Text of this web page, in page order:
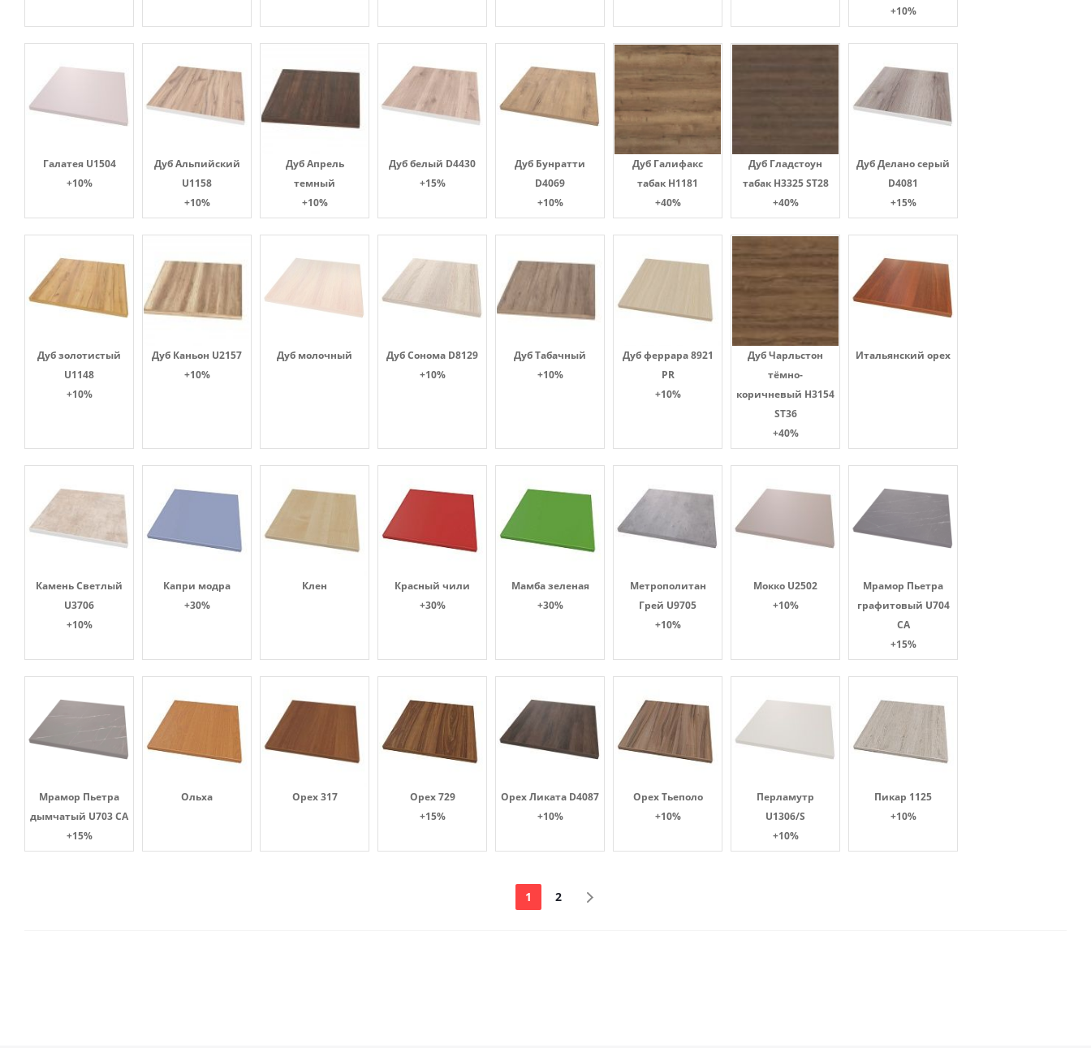
+10%
Галатея U1504
+10%
Дуб Альпийский
U1158
+10%
Дуб Апрель
темный
+10%
Дуб белый D4430
+15%
Дуб Бунратти
D4069
+10%
Дуб Галифакс
табак Н1181
+40%
Дуб Гладстоун
табак H3325 ST28
+40%
Дуб Делано серый
D4081
+15%
Дуб золотистый
U1148
+10%
Дуб Каньон U2157
+10%
Дуб молочный
Дуб Сонома D8129
+10%
Дуб Табачный
+10%
Дуб феррара 8921
PR
+10%
Дуб Чарльстон
тёмно-
коричневый H3154
ST36
+40%
Итальянский орех
Камень Светлый
U3706
+10%
Капри модра
+30%
Клен
Красный чили
+30%
Мамба зеленая
+30%
Метрополитан
Грей U9705
+10%
Мокко U2502
+10%
Мрамор Пьетра
графитовый U704
CA
+15%
Мрамор Пьетра
дымчатый U703 CA
+15%
Ольха Орех 317
Орех 729
+15%
Орех Ликата D4087
+10%
Орех Тьеполо
+10%
Перламутр
U1306/S
+10%
Пикар 1125
+10%
1 2